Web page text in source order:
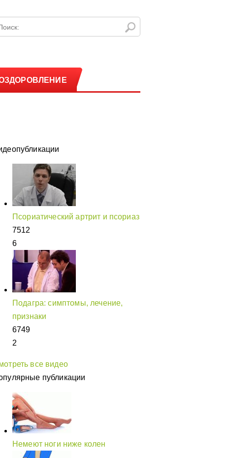
Псориатический артрит и псориаз
7512
6
Подагра: симптомы, лечение,
признаки
6749
2
все видео
публикации
Немеют ноги ниже колен